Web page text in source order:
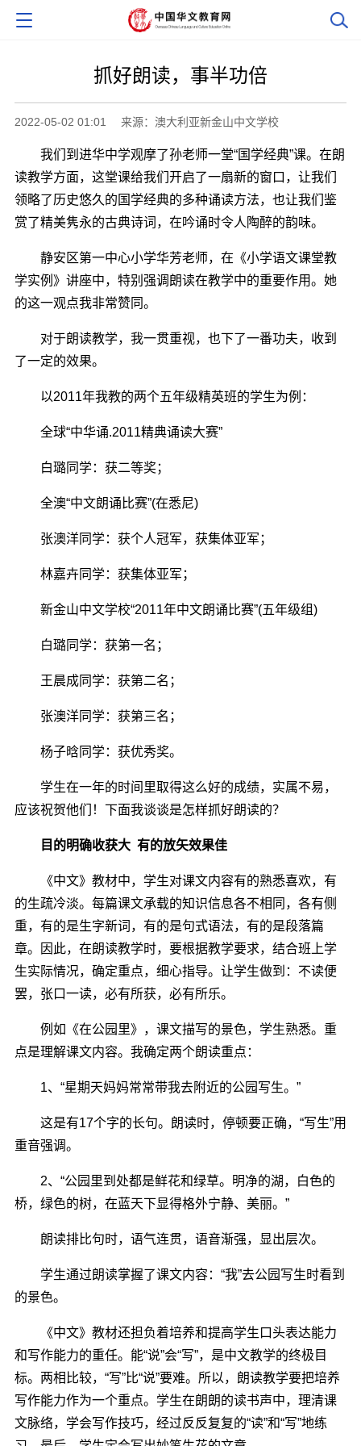
抓好朗读，事半功倍
2022-05-02 01:01 来源：澳大利亚新金山中文学校
我们到进华中学观摩了孙老师一堂“国学经典”课。在朗
读教学方面，这堂课给我们开启了一扇新的窗口，让我们
领略了历史悠久的国学经典的多种诵读方法，也让我们鉴
赏了精美隽永的古典诗词，在吟诵时令人陶醉的韵味。
静安区第一中心小学华芳老师，在《小学语文课堂教
学实例》讲座中，特别强调朗读在教学中的重要作用。她
的这一观点我非常赞同。
对于朗读教学，我一贯重视，也下了一番功夫，收到
了一定的效果。
以2011年我教的两个五年级精英班的学生为例：
全球“中华诵.2011精典诵读大赛”
白璐同学：获二等奖；
全澳“中文朗诵比赛”(在悉尼)
张澳洋同学：获个人冠军，获集体亚军；
林嘉卉同学：获集体亚军；
新金山中文学校“2011年中文朗诵比赛”(五年级组)
白璐同学：获第一名；
王晨成同学：获第二名；
张澳洋同学：获第三名；
杨子晗同学：获优秀奖。
学生在一年的时间里取得这么好的成绩，实属不易，
应该祝贺他们！下面我谈谈是怎样抓好朗读的？
目的明确收获大 有的放矢效果佳
《中文》教材中，学生对课文内容有的熟悉喜欢，有
的生疏冷淡。每篇课文承载的知识信息各不相同，各有侧
重，有的是生字新词，有的是句式语法，有的是段落篇
章。因此，在朗读教学时，要根据教学要求，结合班上学
生实际情况，确定重点，细心指导。让学生做到：不读便
罢，张口一读，必有所获，必有所乐。
例如《在公园里》，课文描写的景色，学生熟悉。重
点是理解课文内容。我确定两个朗读重点：
1、“星期天妈妈常常带我去附近的公园写生。”
这是有17个字的长句。朗读时，停顿要正确，“写生”用
重音强调。
2、“公园里到处都是鲜花和绿草。明净的湖，白色的
桥，绿色的树，在蓝天下显得格外宁静、美丽。”
朗读排比句时，语气连贯，语音渐强，显出层次。
学生通过朗读掌握了课文内容：“我”去公园写生时看到
的景色。
《中文》教材还担负着培养和提高学生口头表达能力
和写作能力的重任。能“说”会“写”，是中文教学的终极目
标。两相比较，“写”比“说”要难。所以，朗读教学要把培养
写作能力作为一个重点。学生在朗朗的读书声中，理清课
文脉络，学会写作技巧，经过反反复复的“读”和“写”地练